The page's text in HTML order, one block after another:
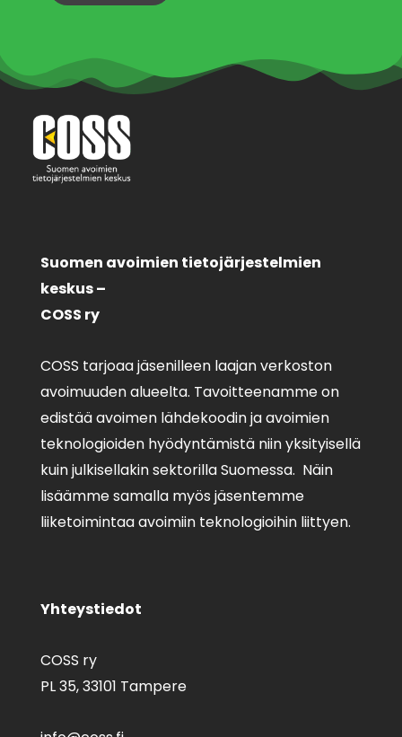
Suomen avoimien tietojärjestelmien
keskus –
COSS ry
COSS tarjoaa jäsenilleen laajan verkoston
avoimuuden alueelta. Tavoitteenamme on
edistää avoimen lähdekoodin ja avoimien
teknologioiden hyödyntämistä niin yksityisellä
kuin julkisellakin sektorilla Suomessa. Näin
lisäämme samalla myös jäsentemme
liiketoimintaa avoimiin teknologioihin liittyen.
Yhteystiedot
COSS ry
PL 35,33101 Tampere